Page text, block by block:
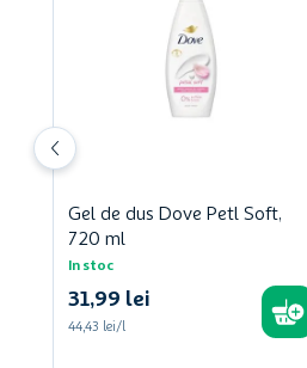
Gel de dus Dove Petl Soft,
720 ml
In stoc
31,99 lei
44,43 lei/l